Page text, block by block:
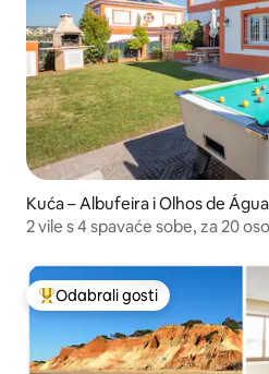
Kuća – Albufeira i Olhos de Água
2 vile s 4 spavaće sobe, za 20
Među najviše rangiranima s
Odabrali gosti